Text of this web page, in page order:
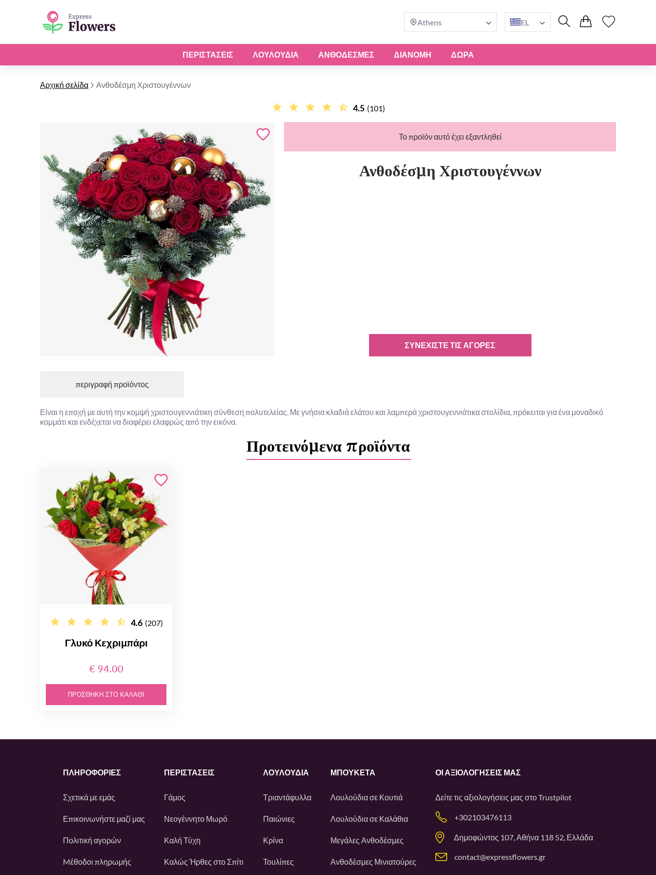
Athens EL
ΠΕΡΙΣΤΆΣΕΙΣ ΛΟΥΛΟΎΔΙΑ ΑΝΘΟΔΈΣΜΕΣ ΔΙΑΝΟΜΗ ΔΏΡΑ
Αρχική σελίδα Ανθοδέσμη Χριστουγέννων
4.5 (101)
Το προϊόν αυτό έχει εξαντληθεί
Ανθοδέσμη Χριστουγέννων
ΣΥΝΕΧΊΣΤΕ ΤΙΣ ΑΓΟΡΈΣ
περιγραφή προϊόντος
Είναι η εποχή με αυτή την κομψή χριστουγεννιάτικη σύνθεση πολυτελείας. Με γνήσια κλαδιά ελάτου και λαμπερά χριστουγεννιάτικα στολίδια, πρόκειται για ένα μοναδικό
κομμάτι και ενδέχεται να διαφέρει ελαφρώς από την εικόνα.
Προτεινόμενα προϊόντα
4.6 (207)
Γλυκό Κεχριμπάρι
€ 94.00
ΠΡΟΣΘΉΚΗ ΣΤΟ ΚΑΛΆΘΙ
ΠΛΗΡΟΦΟΡΙΕΣ
Σχετικά με εμάς
Επικοινωνήστε μαζί μας
Πολιτική αγορών
Mέθοδοι πληρωμής
ΠΕΡΙΣΤΆΣΕΙΣ
Γάμος
Νεογέννητο Μωρό
Καλή Τύχη
Καλώς Ήρθες στο Σπίτι
ΛΟΥΛΟΎΔΙΑ
Τριαντάφυλλα
Παιώνιες
Κρίνα
Τουλίπες
ΜΠΟΥΚΕΤΑ
Λουλούδια σε Κουτιά
Λουλούδια σε Καλάθια
Μεγάλες Ανθοδέσμες
Ανθοδέσμες Μινιατούρες
ΟΙ ΑΞΙΟΛΟΓΉΣΕΙΣ ΜΑΣ
Δείτε τις αξιολογήσεις μας στοTrustpilot
+302103476113
Δημοφώντος 107, Αθήνα 118 52, Ελλάδα
contact@expressflowers.gr